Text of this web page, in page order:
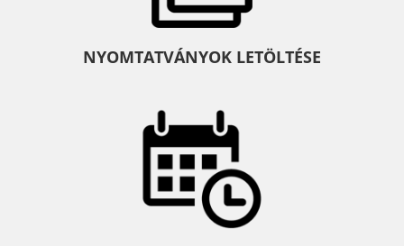
NYOMTATVÁNYOK LETÖLTÉSE